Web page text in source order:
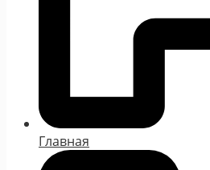
Главная